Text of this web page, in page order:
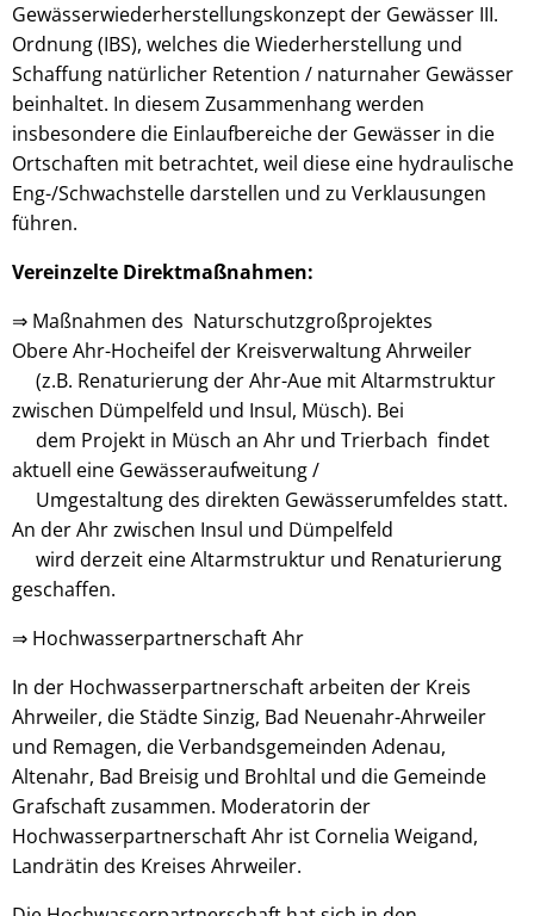
Gewässerwiederherstellungskonzept der Gewässer III.
Ordnung (IBS), welches die Wiederherstellung und
Schaffung natürlicher Retention / naturnaher Gewässer
beinhaltet. In diesem Zusammenhang werden
insbesondere die Einlaufbereiche der Gewässer in die
Ortschaften mit betrachtet, weil diese eine hydraulische
Eng-/Schwachstelle darstellen und zu Verklausungen
führen.
Vereinzelte Direktmaßnahmen:
⇒ Maßnahmen des Naturschutzgroßprojektes
Obere Ahr-Hocheifel der Kreisverwaltung Ahrweiler
(z.B. Renaturierung der Ahr-Aue mit Altarmstruktur
zwischen Dümpelfeld und Insul, Müsch). Bei
dem Projekt in Müsch an Ahr und Trierbach findet
aktuell eine Gewässeraufweitung /
Umgestaltung des direkten Gewässerumfeldes statt.
An der Ahr zwischen Insul und Dümpelfeld
wird derzeit eine Altarmstruktur und Renaturierung
geschaffen.
⇒ Hochwasserpartnerschaft Ahr
In der Hochwasserpartnerschaft arbeiten der Kreis
Ahrweiler, die Städte Sinzig, Bad Neuenahr-Ahrweiler
und Remagen, die Verbandsgemeinden Adenau,
Altenahr, Bad Breisig und Brohltal und die Gemeinde
Grafschaft zusammen. Moderatorin der
Hochwasserpartnerschaft Ahr ist Cornelia Weigand,
Landrätin des Kreises Ahrweiler.